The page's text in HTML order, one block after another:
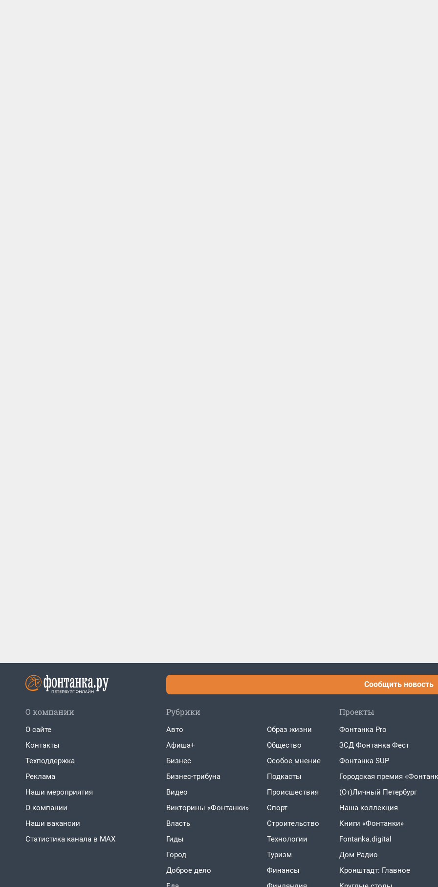
Сообщить новость
О компании
О сайте
Контакты
Техподдержка
Реклама
Наши мероприятия
О компании
Наши вакансии
Статистика канала в MAX
Рубрики
Авто
Афиша+
Бизнес
Бизнес-трибуна
Видео
Викторины «Фонтанки»
Власть
Гиды
Город
Доброе дело
Образ жизни
Общество
Особое мнение
Подкасты
Проиcшествия
Спорт
Строительство
Технологии
Туризм
Финансы
Проекты
Фонтанка Pro
ЗСД Фонтанка Фест
Фонтанка SUP
Городская премия
(От)Личный Петербург
Наша коллекция
Книги «Фонтанки»
Fontanka.digital
Дом Радио
Кронштадт: Главное